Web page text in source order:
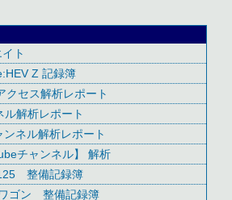
ト
Z 記録簿
クセス解析レポート
ル解析レポート
ネル解析レポート
チャンネル】 解析
整備記録簿
ゴン 整備記録簿